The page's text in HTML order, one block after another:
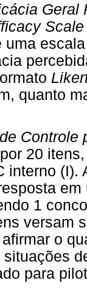
Geral
Scale
uma
quanto
20
interno
1
versam
o
para